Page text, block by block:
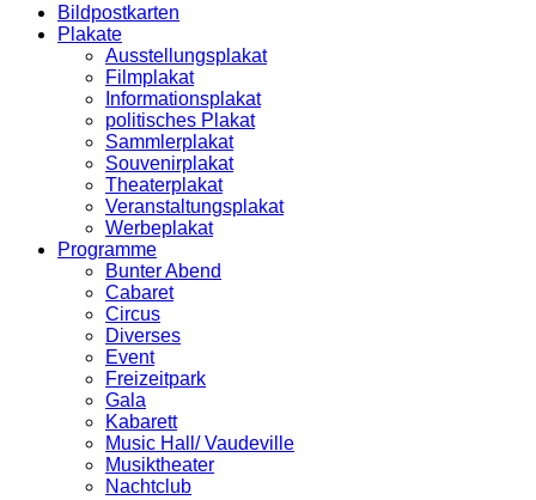
Bildpostkarten
Plakate
Ausstellungsplakat
Filmplakat
Informationsplakat
politisches Plakat
Sammlerplakat
Souvenirplakat
Theaterplakat
Veranstaltungsplakat
Werbeplakat
Programme
Bunter Abend
Cabaret
Circus
Diverses
Event
Freizeitpark
Gala
Kabarett
Music Hall/ Vaudeville
Musiktheater
Nachtclub